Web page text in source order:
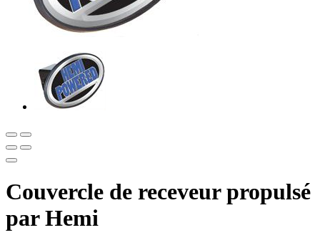
Couvercle de receveur propulsé
par Hemi